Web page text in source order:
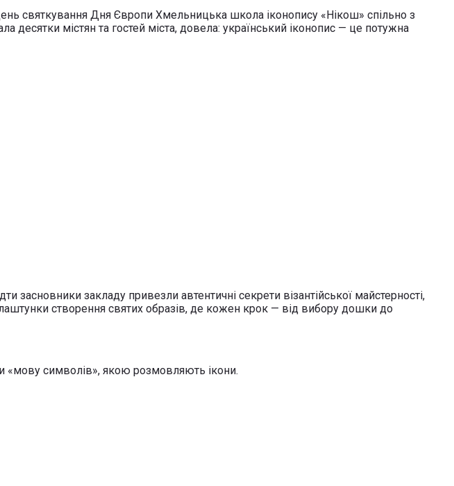
святкування Дня Європи Хмельницька школа іконопису «Нікош» спільно з
десятки містян та гостей міста, довела: український іконопис — це потужна
закладу привезли автентичні секрети візантійської майстерності,
лаштунки створення святих образів, де кожен крок — від вибору дошки до
«мову символів», якою розмовляють ікони.